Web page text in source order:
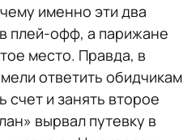
именно эти два
плей-офф, а парижане
место. Правда, в
ответить обидчикам
и занять второе
вырвал путевку в